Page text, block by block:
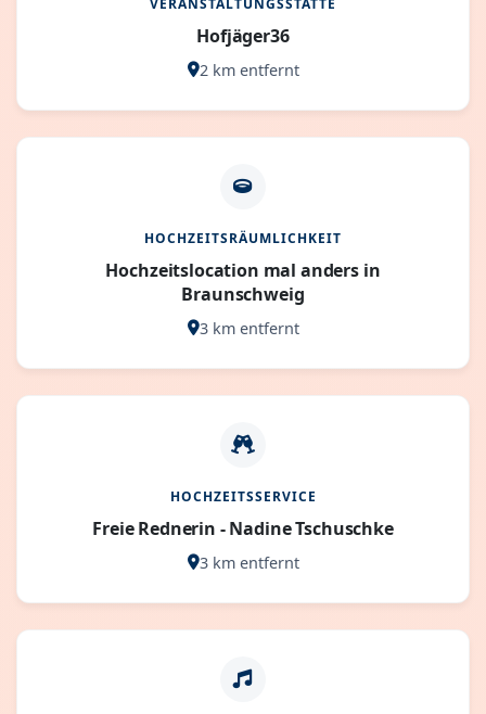
Hofjäger36
2 km entfernt
HOCHZEITSRÄUMLICHKEIT
Hochzeitslocation mal anders in
Braunschweig
3 km entfernt
HOCHZEITSSERVICE
Freie Rednerin - Nadine Tschuschke
3 km entfernt